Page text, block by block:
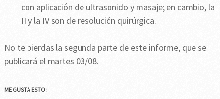
con aplicación de ultrasonido y masaje; en cambio, la
II y la IV son de resolución quirúrgica.
No te pierdas la segunda parte de este informe, que se
publicará el martes 03/08.
ME GUSTA ESTO: